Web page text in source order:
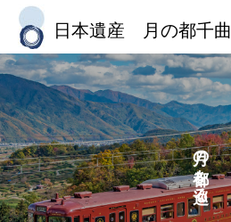
日本遺産 月の都千曲
の
を
る